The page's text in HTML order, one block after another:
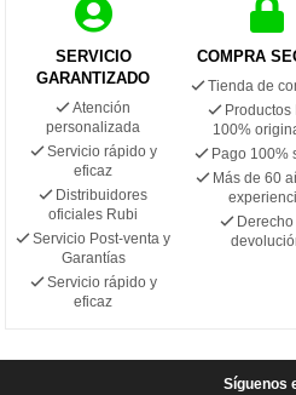
SERVICIO
GARANTIZADO
Atención
personalizada
Servicio rápido y
eficaz
Distribuidores
oficiales Rubi
Servicio Post-venta y
Garantías
Servicio rápido y
eficaz
COMPRA
Tienda de
Productos
100%
Pago 100%
Más de 60
Derecho
Síguenos